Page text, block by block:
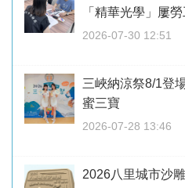
「精華光學」屢
2026-07-30 12:51
三峽納涼祭8/1登
蜜三寶
2026-07-28 13:46
2026八里城市沙